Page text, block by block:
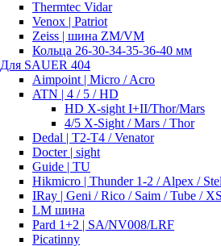
Thermtec Vidar
Venox | Patriot
Zeiss | шина ZM/VM
Кольца 26-30-34-35-36-40 мм
Для SAUER 404
Aimpoint | Micro / Acro
ATN | 4 / 5 / HD
HD X-sight I+II/Thor/Mars
4/5 X-Sight / Mars / Thor
Dedal | T2-T4 / Venator
Docter | sight
Guide | TU
Hikmicro | Thunder 1-2 / Alpex /
IRay | Geni / Rico / Saim / Tube /
LM шина
Pard 1+2 | SA/NV008/LRF
Picatinny